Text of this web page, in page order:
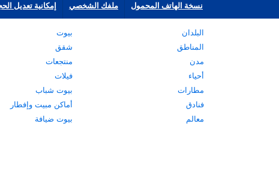
نسخة الهاتف المحمول ملفك الشخصي إمكانية تعديل
البلدان
المناطق
مدن
أحياء
مطارات
فنادق
معالم
بيوت
شقق
منتجعات
فيلات
بيوت شباب
أماكن مبيت وإفطار
بيوت ضيافة